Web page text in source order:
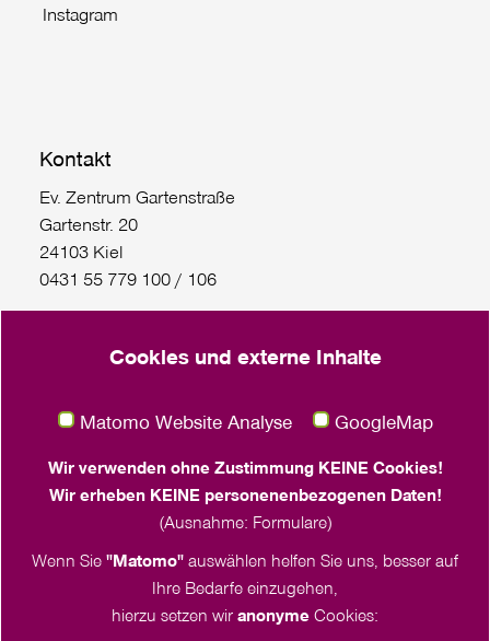
Instagram
Kontakt
Ev. Zentrum Gartenstraße
Gartenstr. 20
24103 Kiel
0431 55 779 100 / 106
Gaußstraße 75
Häktweg 6 (Eingang Franziskushaus)
18057 Rostock
0381 260 536 21
Cookies und externe Inhalte
Matomo Website Analyse GoogleMap
Wir verwenden ohne Zustimmung KEINE Cookies!
Wir erheben KEINE personenenbezogenen Daten!
(Ausnahme: Formulare)
Wenn Sie "Matomo" auswählen helfen Sie uns, besser auf
Ihre Bedarfe einzugehen,
hierzu setzen wir anonyme Cookies: